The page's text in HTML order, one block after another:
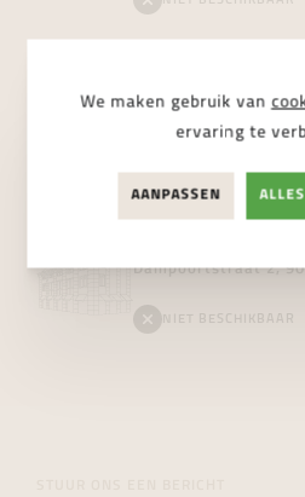
Voldersstraat 6,
Dampoortstraat 2,
NIET BESCHIKBAAR
We maken gebruik van
ervaring te
AANPASSEN